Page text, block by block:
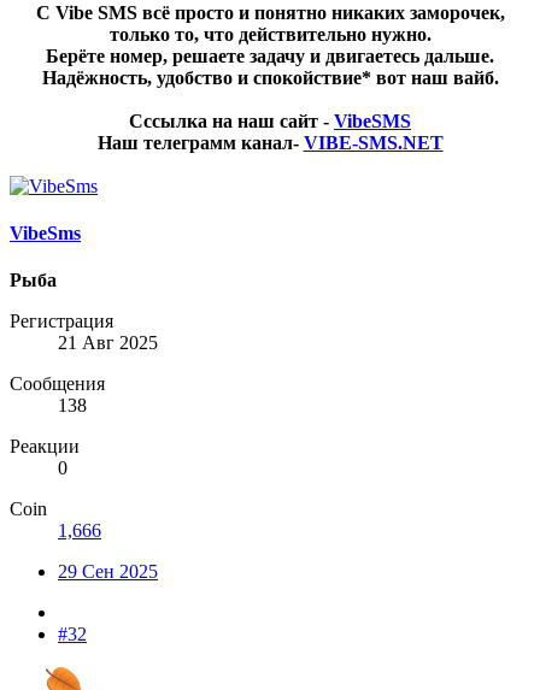
С Vibe SMS всё просто и понятно никаких заморочек,
только то, что действительно нужно.
Берёте номер, решаете задачу и двигаетесь дальше.
Надёжность, удобство и спокойствие* вот наш вайб.
Сссылка на наш сайт - VibeSMS
Наш телеграмм канал- VIBE-SMS.NET
VibeSms
Рыба
Регистрация
21 Авг 2025
Сообщения
138
Реакции
0
Coin
1,666
29 Сен 2025
#32